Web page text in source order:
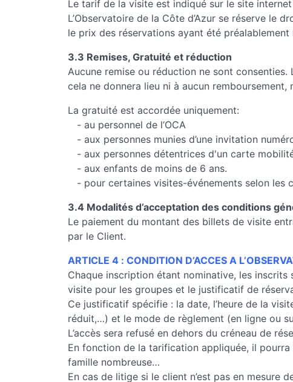
Le tarif de la visite est indiqué sur le site
L’Observatoire de la Côte d’Azur se réserve
le prix des réservations ayant été préalablement
3.3 Remises, Gratuité et réduction
Aucune remise ou réduction ne sont
cela ne donnera lieu ni à aucun remboursement,
La gratuité est accordée uniquement:
- au personnel de l’OCA
- aux personnes munies d’une invitation
- aux personnes détentrices d'un carte
- aux enfants de moins de 6 ans.
- pour certaines visites-événements selon les
3.4 Modalités d’acceptation des conditions
Le paiement du montant des billets de visite
par le Client.
ARTICLE 4 : CONDITION D’ACCES A
Chaque inscription étant nominative, les inscrits
visite pour les groupes et le justificatif de
Ce justificatif spécifie : la date, l’heure de la
réduit,…) et le mode de règlement (en ligne ou
L’accès sera refusé en dehors du créneau de
En fonction de la tarification appliquée, il
famille nombreuse…
En cas de litige si le client n’est pas en mesure